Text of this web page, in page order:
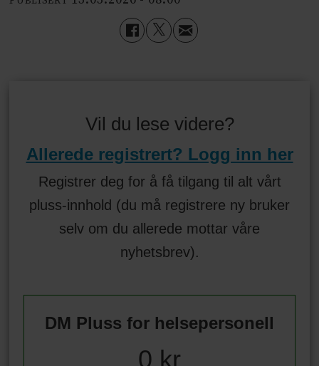
Vil du lese videre?
Allerede registrert? Logg inn her
Registrer deg for å få tilgang til alt vårt
pluss-innhold (du må registrere ny bruker
selv om du allerede mottar våre
nyhetsbrev).
DM Pluss for helsepersonell
0 kr